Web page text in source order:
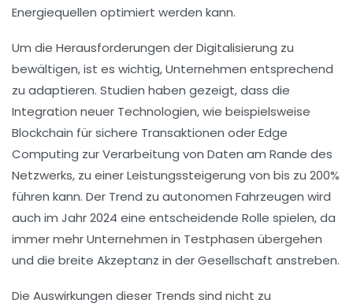
Energiequellen optimiert werden kann.
Um die Herausforderungen derDigitalisierung zu
bewältigen, ist es wichtig, Unternehmen entsprechend
zu adaptieren. Studien haben gezeigt, dass die
Integration neuer Technologien, wie beispielsweise
Blockchain für sichere Transaktionen oderEdge
Computing zur Verarbeitung von Daten am Rande des
Netzwerks, zu einer Leistungssteigerung von bis zu 200%
führen kann. Der Trend zu autonomen Fahrzeugen wird
auch im Jahr 2024 eine entscheidende Rolle spielen, da
immer mehr Unternehmen in Testphasen übergehen
und die breite Akzeptanz in der Gesellschaft anstreben.
Die Auswirkungen dieser Trends sind nicht zu